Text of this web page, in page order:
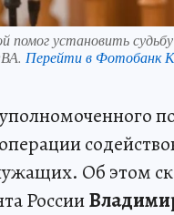
помог установить
Перейти в Фотобанк
Об этом
России